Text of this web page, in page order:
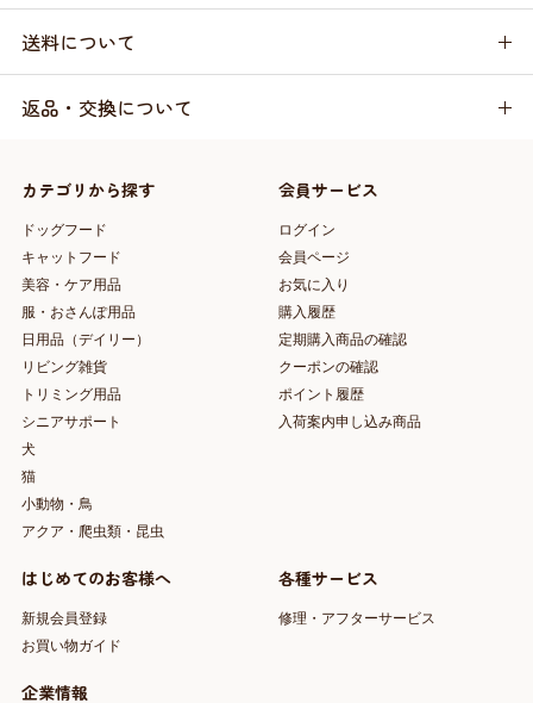
送料について
返品・交換について
カテゴリから探す
ドッグフード
キャットフード
美容・ケア用品
服・おさんぽ用品
日用品（デイリー）
リビング雑貨
トリミング用品
シニアサポート
犬
猫
小動物・鳥
アクア・爬虫類・昆虫
会員サービス
ログイン
会員ページ
お気に入り
購入履歴
定期購入商品の確認
クーポンの確認
ポイント履歴
入荷案内申し込み商品
はじめてのお客様へ
新規会員登録
お買い物ガイド
各種サービス
修理・アフターサービス
企業情報